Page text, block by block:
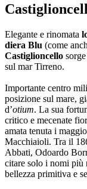
Elegante e rinomata
diera Blu (come
Castiglioncello
sul mar Tirreno.
Importante centro
posizione sul mare,
d’otium. La sua
critico e mecenate
amata tenuta i
Macchiaio­li. Tra il
Abbati, Odoardo
citare solo i nomi più
bellezza primitiva e